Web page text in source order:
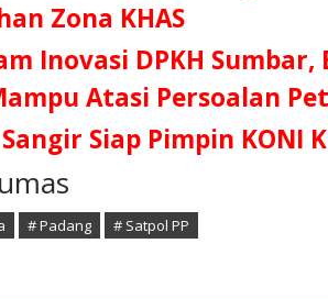
Zona KHAS
Inovasi DPKH
Atasi Persoalan
Siap Pimpin KONI
# Padang # Satpol PP